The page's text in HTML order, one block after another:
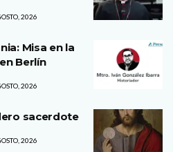
2026
Misa en la
Berlín
2026
sacerdote
2026